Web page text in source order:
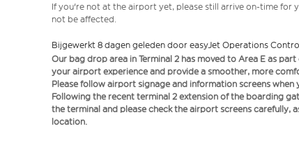
If you're not at the airport yet, please still arrive on-time for
not be affected.
Bijgewerkt 8 dagen geleden door easyJet Operations
Our bag drop area in Terminal 2 has moved to Area E as
your airport experience and provide a smoother, more
Please follow airport signage and information screens when
Following the recent terminal 2 extension of the boarding
the terminal and please check the airport screens carefully,
location.